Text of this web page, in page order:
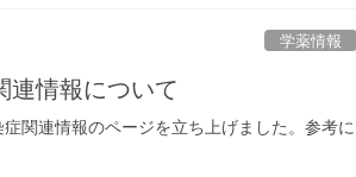
学薬情報
連情報について
関連情報のページを立ち上げました。参考に